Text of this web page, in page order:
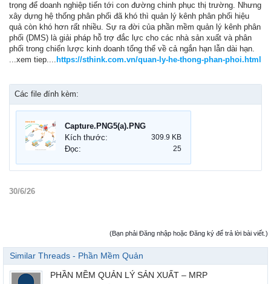
trọng để doanh nghiệp tiến tới con đường chinh phục thị trường. Nhưng
xây dựng hệ thống phân phối đã khó thì quản lý kênh phân phối hiệu
quả còn khó hơn rất nhiều. Sự ra đời của phần mềm quản lý kênh phân
phối (DMS) là giải pháp hỗ trợ đắc lực cho các nhà sản xuất và phân
phối trong chiến lược kinh doanh tổng thể về cả ngắn hạn lẫn dài hạn.
...xem tiep.... https://sthink.com.vn/quan-ly-he-thong-phan-phoi.html
Các file đính kèm:
Capture.PNG5(a).PNG
Kích thước:
309.9 KB
Đọc: 25
30/6/26
(Bạn phải Đăng nhập hoặc Đăng ký để trả lời bài viết.)
Similar Threads - Phần Mềm Quản
PHẦN MỀM QUẢN LÝ SẢN XUẤT – MRP